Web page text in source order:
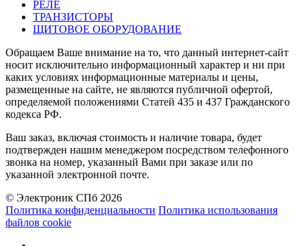
РЕЛЕ
ТРАНЗИСТОРЫ
ЩИТОВОЕ ОБОРУДОВАНИЕ
Обращаем Ваше внимание на то, что данный интернет-сайт
носит исключительно информационный характер и ни при
каких условиях информационные материалы и цены,
размещенные на сайте, не являются публичной офертой,
определяемой положениями Статей 435 и 437 Гражданского
кодекса РФ.
Ваш заказ, включая стоимость и наличие товара, будет
подтвержден нашим менеджером посредством телефонного
звонка на номер, указанный Вами при заказе или по
указанной электронной почте.
© Электроник СПб 2026
Политика конфиденциальности Политика использования
файлов cookie